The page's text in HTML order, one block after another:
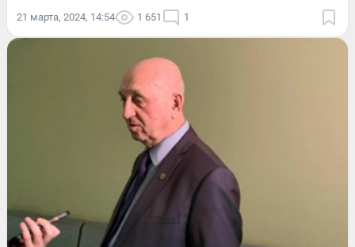
21 марта, 2024, 14:54 1 651 1